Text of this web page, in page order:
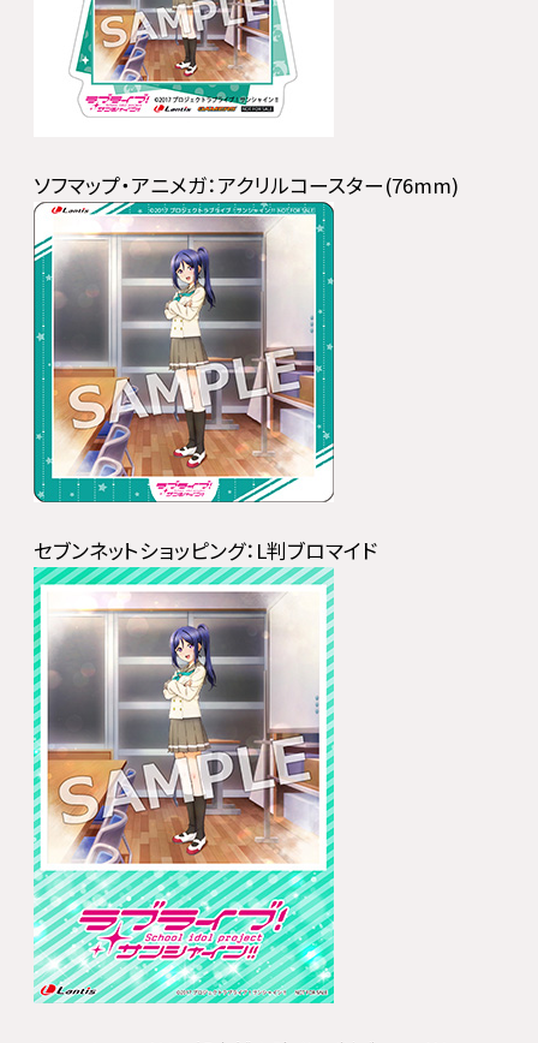
ソフマップ・アニメガ：アクリルコースター(76mm)
セブンネットショッピング：L判ブロマイド